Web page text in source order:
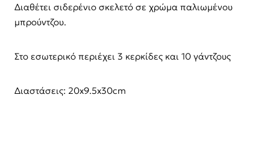
Διαθέτει σιδερένιο σκελετό σε χρώμα παλιωμένου
μπρούντζου.
Στο εσωτερικό περιέχει 3 κερκίδες και 10 γάντζους
Διαστάσεις: 20x9.5x30cm